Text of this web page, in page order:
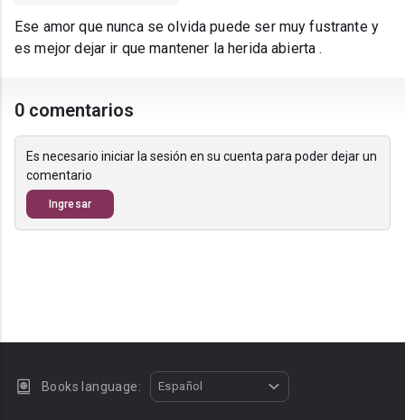
Ese amor que nunca se olvida puede ser muy fustrante y
es mejor dejar ir que mantener la herida abierta .
0 comentarios
Es necesario iniciar la sesión en su cuenta para poder dejar un
comentario
Ingresar
Books language: Español